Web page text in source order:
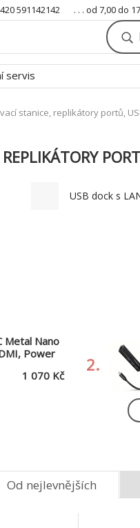
591142142 . . . od 7,00 do
servis
stanice, replikátory portů,
USB dock s
Metal Nano
Power
1 070 Kč
2.
Od nejlevnějších